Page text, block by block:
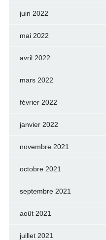
juin 2022
mai 2022
avril 2022
mars 2022
février 2022
janvier 2022
novembre 2021
octobre 2021
septembre 2021
août 2021
juillet 2021